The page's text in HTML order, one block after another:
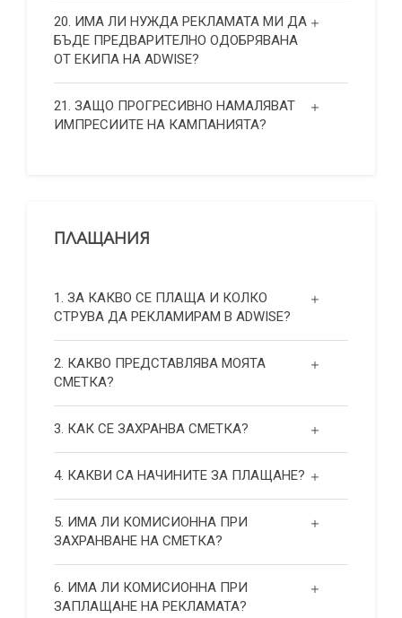
20. ИМА ЛИ НУЖДА РЕКЛАМАТА МИ ДА
БЪДЕ ПРЕДВАРИТЕЛНО ОДОБРЯВАНА
ОТ ЕКИПА НА ADWISE?
21. ЗАЩО ПРОГРЕСИВНО НАМАЛЯВАТ
ИМПРЕСИИТЕ НА КАМПАНИЯТА?
ПЛАЩАНИЯ
1. ЗА КАКВО СЕ ПЛАЩА И КОЛКО
СТРУВА ДА РЕКЛАМИРАМ В ADWISE?
2. КАКВО ПРЕДСТАВЛЯВА МОЯТА
СМЕТКА?
3. КАК СЕ ЗАХРАНВА СМЕТКА?
4. КАКВИ СА НАЧИНИТЕ ЗА ПЛАЩАНЕ?
5. ИМА ЛИ КОМИСИОННА ПРИ
ЗАХРАНВАНЕ НА СМЕТКА?
6. ИМА ЛИ КОМИСИОННА ПРИ
ЗАПЛАЩАНЕ НА РЕКЛАМАТА?